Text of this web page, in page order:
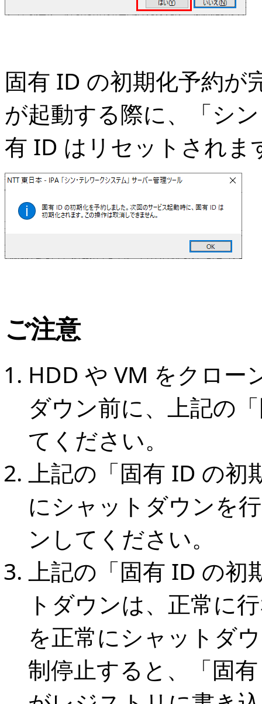
固有 ID の初期化予約
が起動する際に、「シ
有 ID はリセットされま
ご注意
HDD や VM をクロー
ダウン前に、上記の
てください。
上記の「固有 ID の初
にシャットダウンを
ンしてください。
上記の「固有 ID の初
トダウンは、正常に
を正常にシャットダ
制停止すると、「固